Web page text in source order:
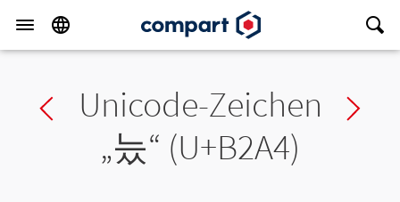
Previous char
Unicode-Zeichen
„늤“ (U+B2A4)